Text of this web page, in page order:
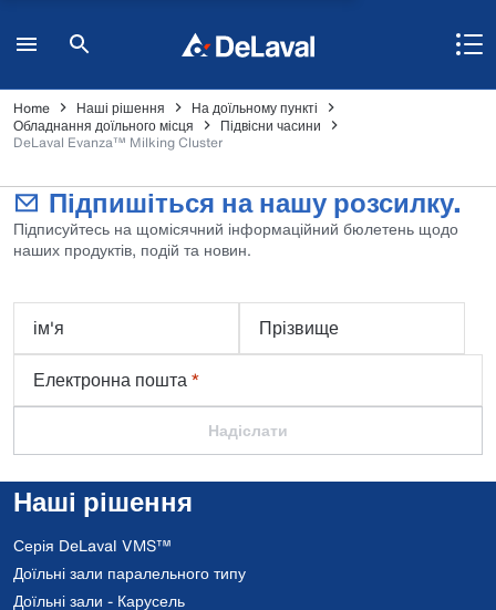
Home Наші рішення
На доїльному пункті
Обладнання доїльного місця
Підвісни часини
DeLaval Evanza™ Milking Cluster
Підпишіться на нашу розсилку.
Підписуйтесь на щомісячний інформаційний бюлетень щодо
наших продуктів, подій та новин.
ім'я
Прізвище
Електронна пошта*
Надіслати
Наші рішення
Серія DeLaval VMS™
Доїльні зали паралельного типу
Доїльні зали - Карусель